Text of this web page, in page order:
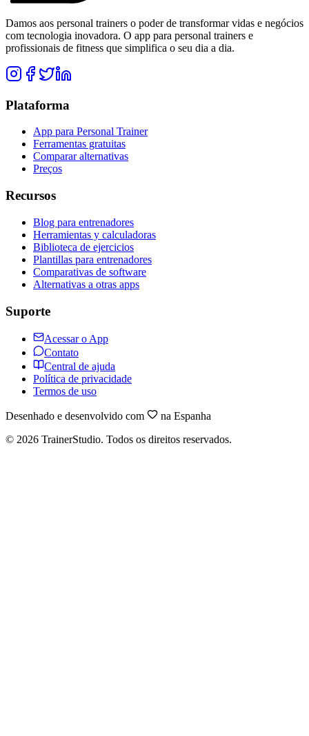
Damos aos personal trainers o poder de transformar vidas e negócios
com tecnologia inovadora. O app para personal trainers e
profissionais de fitness que simplifica o seu dia a dia.
Plataforma
App para Personal Trainer
Ferramentas gratuitas
Comparar alternativas
Preços
Recursos
Blog para entrenadores
Herramientas y calculadoras
Biblioteca de ejercicios
Plantillas para entrenadores
Comparativas de software
Alternativas a otras apps
Suporte
Acessar o App
Contato
Central de ajuda
Política de privacidade
Termos de uso
Desenhado e desenvolvido com
na Espanha
© 2026 TrainerStudio. Todos os direitos reservados.